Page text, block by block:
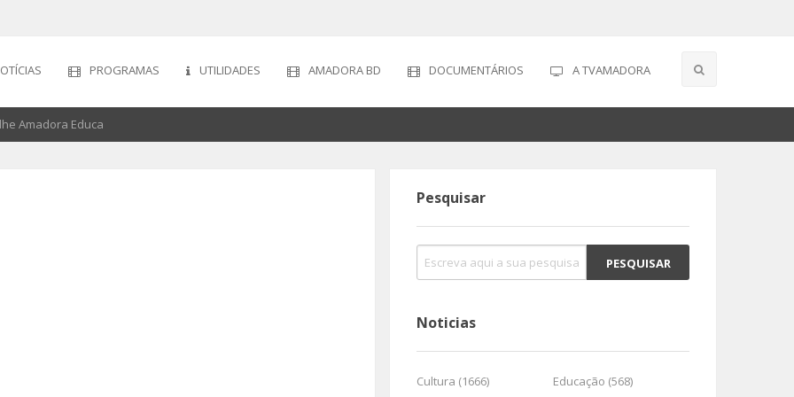
PROGRAMAS UTILIDADES AMADORA BD DOCUMENTÁRIOS A TVAMADORA
Amadora Educa
Pesquisar
Noticias
Cultura (1666)
Educação (568)